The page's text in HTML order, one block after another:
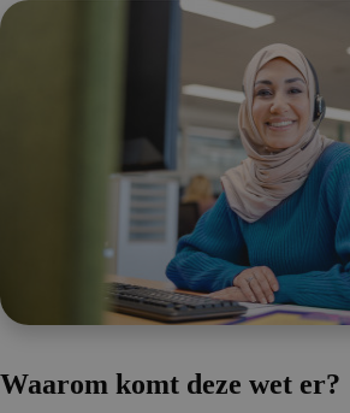
Waarom komt deze wet er?